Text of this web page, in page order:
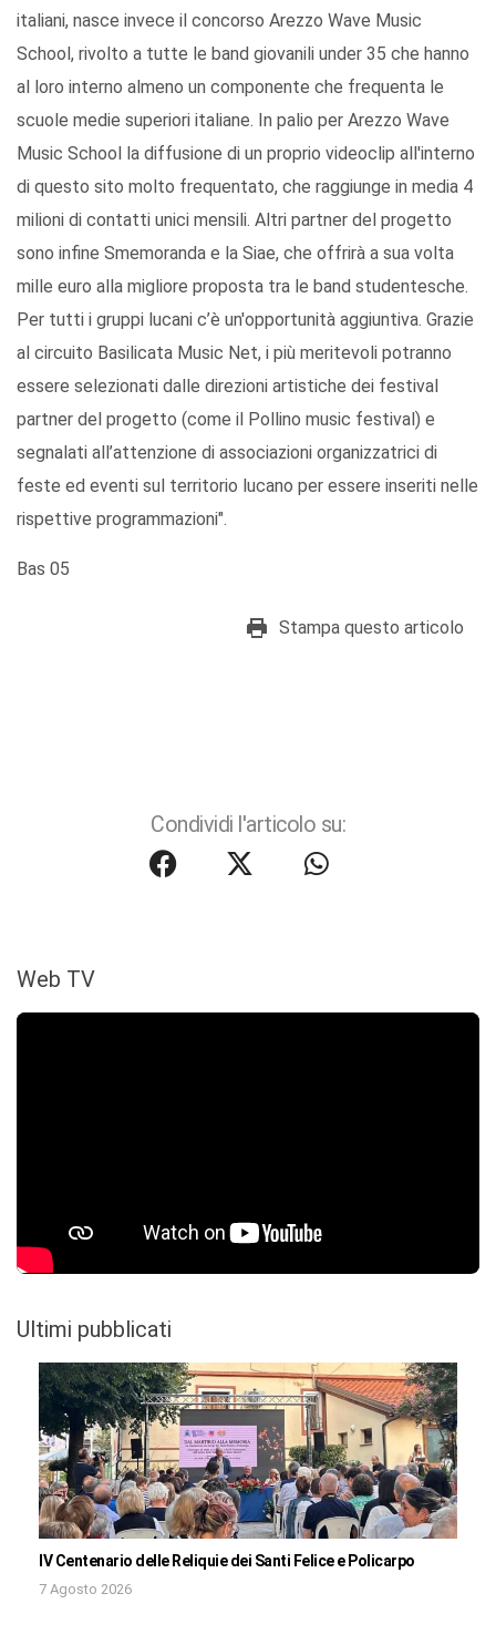
italiani, nasce invece il concorso Arezzo Wave Music
School, rivolto a tutte le band giovanili under 35 che hanno
al loro interno almeno un componente che frequenta le
scuole medie superiori italiane. In palio per Arezzo Wave
Music School la diffusione di un proprio videoclip all'interno
di questo sito molto frequentato, che raggiunge in media 4
milioni di contatti unici mensili. Altri partner del progetto
sono infine Smemoranda e la Siae, che offrirà a sua volta
mille euro alla migliore proposta tra le band studentesche.
Per tutti i gruppi lucani c’è un'opportunità aggiuntiva. Grazie
al circuito Basilicata Music Net, i più meritevoli potranno
essere selezionati dalle direzioni artistiche dei festival
partner del progetto (come il Pollino music festival) e
segnalati all’attenzione di associazioni organizzatrici di
feste ed eventi sul territorio lucano per essere inseriti nelle
rispettive programmazioni".
Bas 05
Stampa questo articolo
Condividi l'articolo su:
Web TV
Ultimi pubblicati
IV Centenario delle Reliquie dei Santi Felice e Policarpo
7 Agosto 2026